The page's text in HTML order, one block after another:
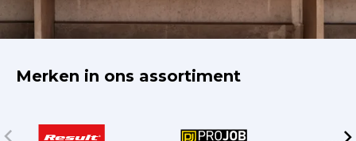
Merken in ons assortiment